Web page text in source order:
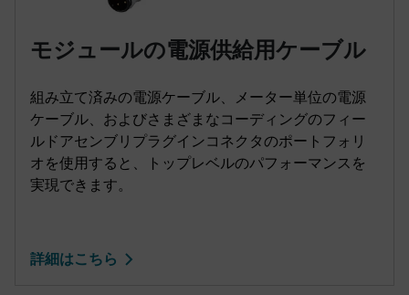
モジュールの電源供給用ケーブル
組み立て済みの電源ケーブル、メーター単位の電源
ケーブル、およびさまざまなコーディングのフィー
ルドアセンブリプラグインコネクタのポートフォリ
オを使用すると、トップレベルのパフォーマンスを
実現できます。
詳細はこちら